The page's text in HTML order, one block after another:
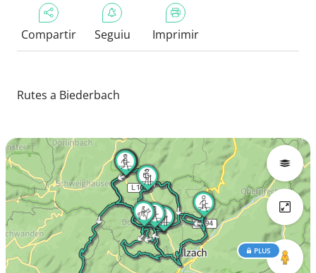
Compartir Seguiu Imprimir
Rutes a Biederbach
PLUS